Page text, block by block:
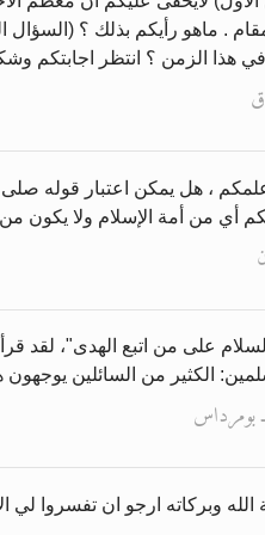
. ماهو رأيكم بذلك ؟
هذا الزمن ؟ انتظر اجابتكم
، هل يمكن اعتبار قوله
أي من أمة الإسلام ولا يكون
على من اتبع الهدى"، لقد
الكثير من السائلين يوجهون
بومرداس
الله وبركاته ارجو ان تفسروا